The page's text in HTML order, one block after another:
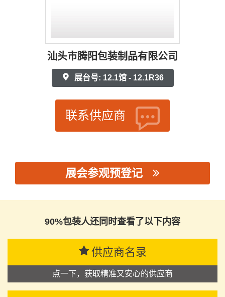
汕头市腾阳包装制品有限公司
展台号: 12.1馆 - 12.1R36
联系供应商
展会参观预登记
90%包装人还同时查看了以下内容
供应商名录
点一下，获取精准又安心的供应商